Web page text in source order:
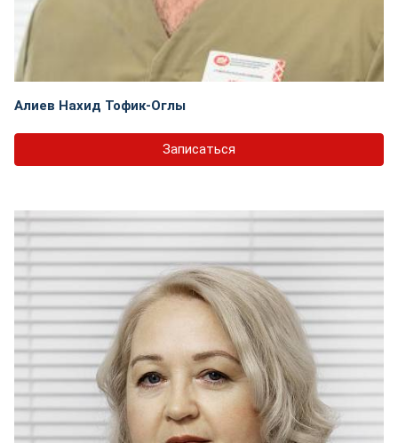
Алиев Нахид Тофик-Оглы
Записаться